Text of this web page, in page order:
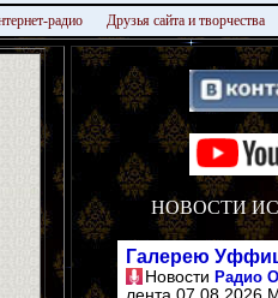
радио Друзья сайта и творчества
НОВОСТИ